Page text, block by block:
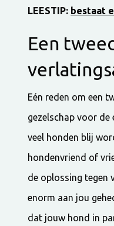
LEESTIP: bestaat
Een
Eén reden om een
gezelschap voor de
veel honden blij
hondenvriend of
de oplossing tegen
enorm aan jou
dat jouw hond in